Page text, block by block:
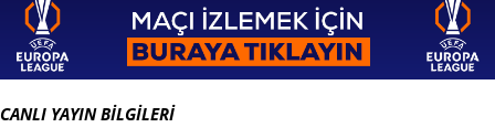
CANLI YAYIN BİLGİLERİ